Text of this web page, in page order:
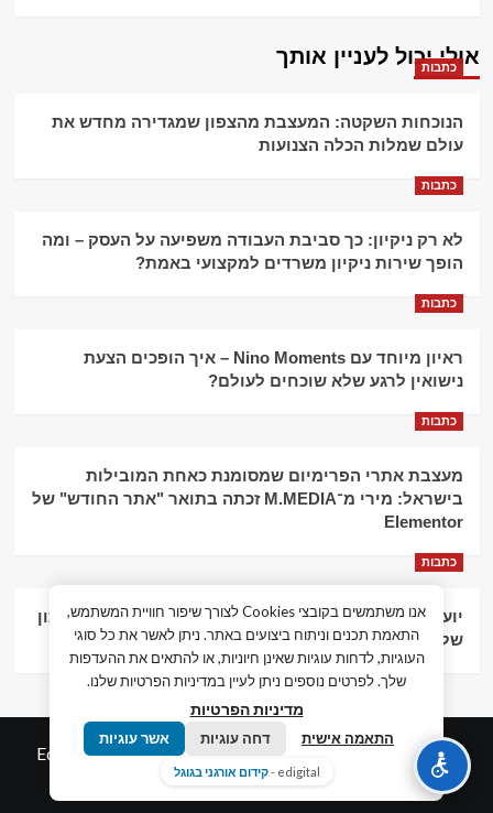
אולי יכול לעניין אותך
כתבות
הנוכחות השקטה: המעצבת מהצפון שמגדירה מחדש את
עולם שמלות הכלה הצנועות
כתבות
לא רק ניקיון: כך סביבת העבודה משפיעה על העסק – ומה
הופך שירות ניקיון משרדים למקצועי באמת?
כתבות
ראיון מיוחד עם Nino Moments – איך הופכים הצעת
נישואין לרגע שלא שוכחים לעולם?
כתבות
מעצבת אתרי הפרימיום שמסומנת כאחת המובילות
בישראל: מירי מ־M.MEDIA זכתה בתואר "אתר החודש" של
Elementor
כתבות
יועץ עסקי וליווי פיננסי – הדרך לצמיחה כלכלית וניהול נכון
של העסק
© כל הזכויות שמורות חדשות המאה ה-21 |
Edigital.co.ilby
אלימלך דיגיטל.
אנו משתמשים בקובצי Cookies לצורך שיפור חוויית המשתמש,
התאמת תכנים וניתוח ביצועים באתר. ניתן לאשר את כל סוגי
העוגיות, לדחות עוגיות שאינן חיוניות, או להתאים את ההעדפות
שלך. לפרטים נוספים ניתן לעיין במדיניות הפרטיות שלנו.
מדיניות הפרטיות
התאמה אישית דחה עוגיות אשר עוגיות
edigital - קידום אורגני בגוגל